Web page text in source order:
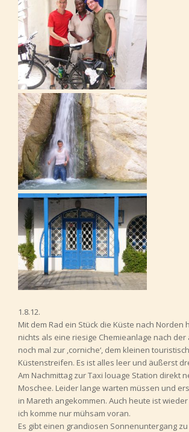
1.8.12.
Mit dem Rad ein Stück die Küste nach Norden
nichts als eine riesige Chemieanlage nach der
noch mal zur ‚corniche‘, dem kleinen
Küstenstreifen. Es ist alles leer und äußerst
Am Nachmittag zur Taxi louage Station direkt
Moschee. Leider lange warten müssen und
in Mareth angekommen. Auch heute ist
ich komme nur mühsam voran.
Es gibt einen grandiosen Sonnenuntergang